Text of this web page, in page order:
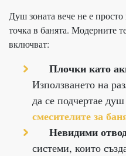
Душ зоната вече не е
точка в банята. Модерните
включват:
Плочки като
Използването на
да се подчертае
смесителите за
Невидими
системи, които